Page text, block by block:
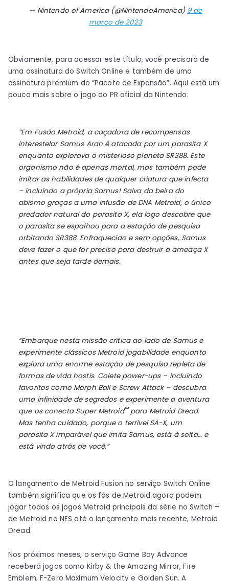
— Nintendo of America (@NintendoAmerica) 9 de
março de 2023
Obviamente, para acessar este título, você precisará de
uma assinatura do Switch Online e também de uma
assinatura premium do “Pacote de Expansão”. Aqui está um
pouco mais sobre o jogo do PR oficial da Nintendo:
“Em Fusão Metroid, a caçadora de recompensas
interestelar Samus Aran é atacada por um parasita X
enquanto explorava o misterioso planeta SR388. Este
organismo não é apenas mortal, mas também pode
imitar as habilidades de qualquer criatura que infecta
– incluindo a própria Samus! Salva da beira do
abismo graças a uma infusão de DNA Metroid, o único
predador natural do parasita X, ela logo descobre que
o parasita se espalhou para a estação de pesquisa
orbitando SR388. Enfraquecido e sem opções, Samus
deve fazer o que for preciso para destruir a ameaça X
antes que seja tarde demais.
“Embarque nesta missão crítica ao lado de Samus e
experimente clássicos Metroidjogabilidade enquanto
explora uma enorme estação de pesquisa repleta de
formas de vida hostis. Colete power-ups – incluindo
favoritos como Morph Ball e Screw Attack – descubra
uma infinidade de segredos e experimente a aventura
que os conecta Super Metroid™para Metroid Dread.
Mas tenha cuidado, porque o terrível SA-X, um
parasita X imparável que imita Samus, está à solta… e
está vindo atrás de você.”
O lançamento de Metroid Fusion no serviço Switch Online
também significa que os fãs de Metroid agora podem
jogar todos os jogos Metroid principais da série no Switch –
de Metroid no NES até o lançamento mais recente, Metroid
Dread.
Nos próximos meses, o serviço Game Boy Advance
receberá jogos como Kirby & the Amazing Mirror, Fire
Emblem, F-Zero Maximum Velocity e Golden Sun. A